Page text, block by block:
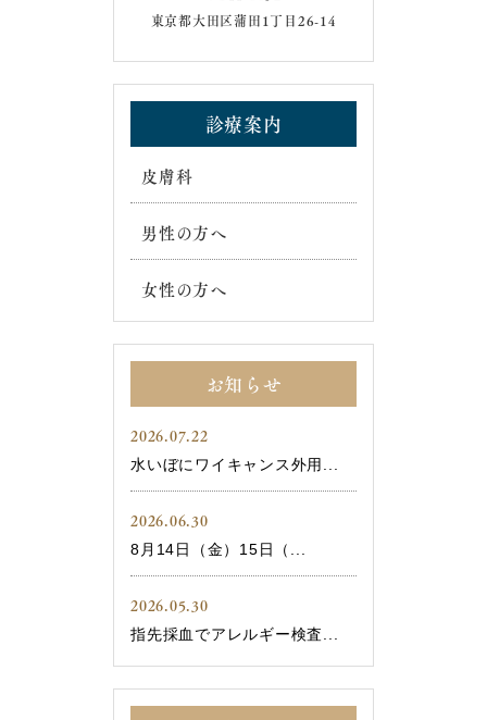
東京都大田区蒲田1丁目26-14
診療案内
皮膚科
男性の方へ
女性の方へ
お知らせ
2026.07.22
水いぼにワイキャンス外用...
2026.06.30
8月14日（金）15日（...
2026.05.30
指先採血でアレルギー検査...